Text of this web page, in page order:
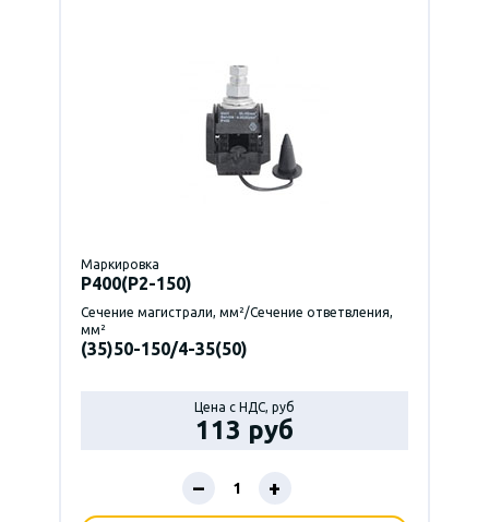
Маркировка
P400(Р2-150)
Сечение магистрали, мм²/Сечение ответвления,
мм²
(35)50-150/4-35(50)
Цена с НДС, руб
113 руб
– +